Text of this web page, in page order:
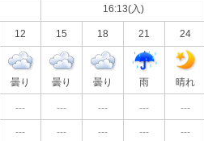
16:13(入)
12 15 18 21 24
曇り 曇り 曇り 雨 晴れ
--- --- --- --- ---
--- --- --- --- ---